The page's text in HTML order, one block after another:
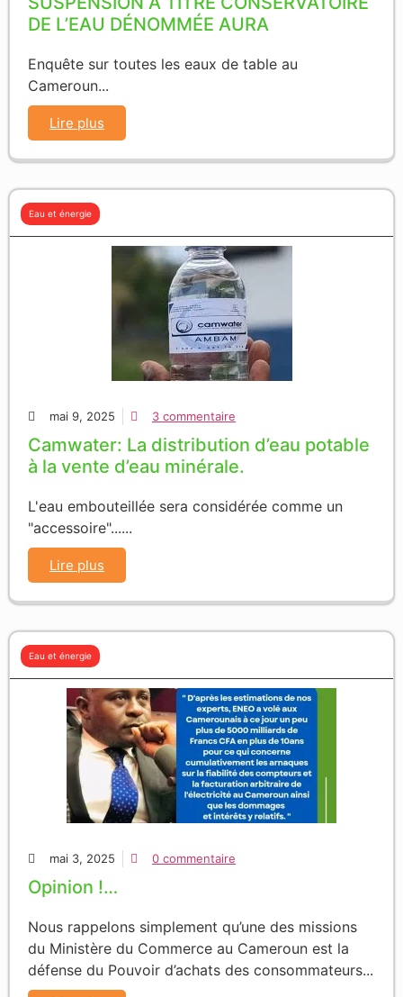
DE L’EAU DÉNOMMÉE AURA
Enquête sur toutes les eaux de table au
Cameroun...
Lire plus
Eau et énergie
mai 9, 2025 3 commentaire
Camwater: La distribution d’eau potable
à la vente d’eau minérale.
L'eau embouteillée sera considérée comme un
"accessoire"......
Lire plus
Eau et énergie
mai 3, 2025 0 commentaire
Opinion !…
Nous rappelons simplement qu’une des missions
du Ministère du Commerce au Cameroun est la
défense du Pouvoir d’achats des consommateurs...